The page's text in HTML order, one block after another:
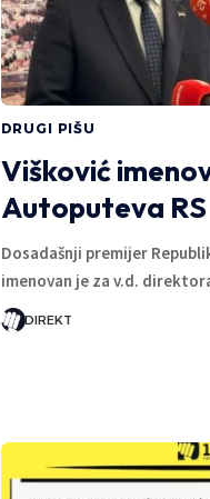
DRUGI PIŠU
Višković
Autoputeva RS
Dosadašnji premijer
imenovan je za v.d.
DIREKT